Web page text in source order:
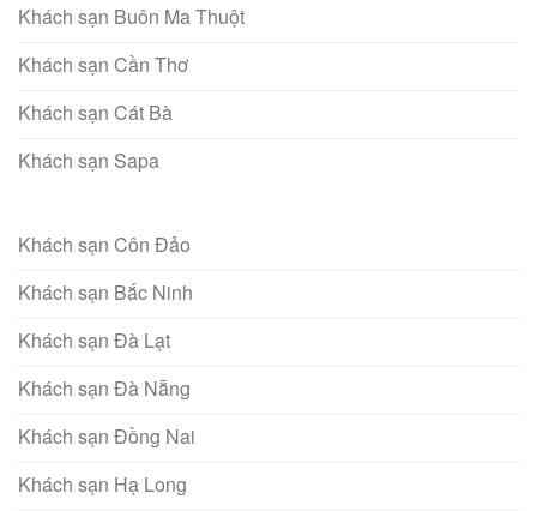
Khách sạn Buôn Ma Thuột
Khách sạn Cần Thơ
Khách sạn Cát Bà
Khách sạn Sapa
Khách sạn Côn Đảo
Khách sạn Bắc Ninh
Khách sạn Đà Lạt
Khách sạn Đà Nẵng
Khách sạn Đồng Nai
Khách sạn Hạ Long